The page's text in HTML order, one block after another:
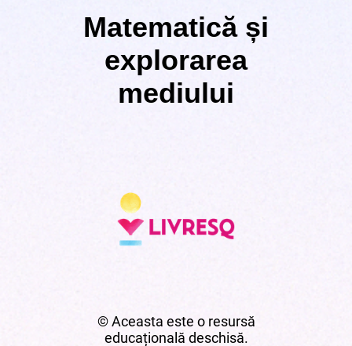
Matematică și
explorarea
mediului
© Aceasta este o resursă
educațională deschisă.